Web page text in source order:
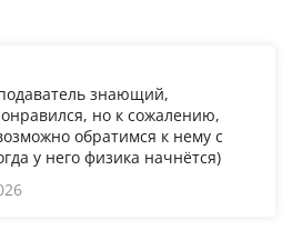
знающий,
но к сожалению,
обратимся к нему с
у него физика начнётся)